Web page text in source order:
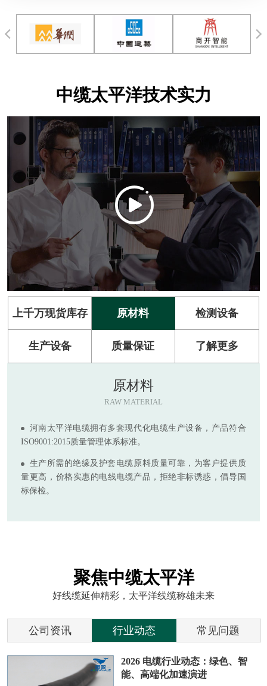
中缆太平洋技术实力
上千万现货库存 原材料 检测设备
生产设备 质量保证 了解更多
原材料
RAW MATERIAL
河南太平洋电缆拥有多套现代化电缆生产设备，产品符合
ISO9001:2015质量管理体系标准。
生产所需的绝缘及护套电缆原料质量可靠，为客户提供质
量更高，价格实惠的电线电缆产品，拒绝非标诱惑，倡导国
标保检。
聚焦中缆太平洋
好线缆延伸精彩，太平洋线缆称雄未来
公司资讯 行业动态 常见问题
2026 电缆行业动态：绿色、智
能、高端化加速演进